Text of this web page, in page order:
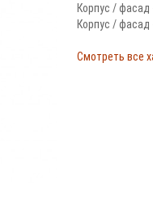
Корпус / фасад
Корпус / фасад
Смотреть все